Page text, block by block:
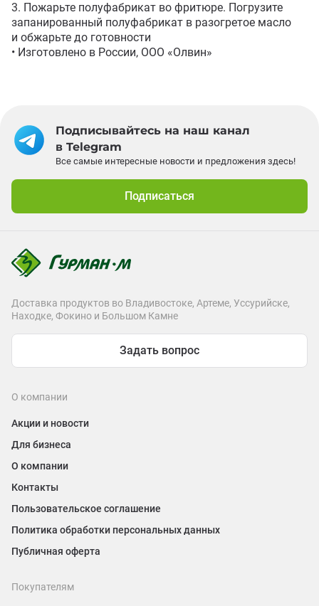
3. Пожарьте полуфабрикат во фритюре. Погрузите
запанированный полуфабрикат в разогретое масло
и обжарьте до готовности
• Изготовлено в России, ООО «Олвин»
Подписывайтесь на наш канал
в Telegram
Все самые интересные новости и предложения здесь!
Подписаться
О компании
Акции и новости
Для бизнеса
О компании
Контакты
Пользовательское соглашение
Политика обработки персональных данных
Публичная оферта
Покупателям
Доставка продуктов во Владивостоке, Артеме, Уссурийске,
Находке, Фокино и Большом Камне
Задать вопрос